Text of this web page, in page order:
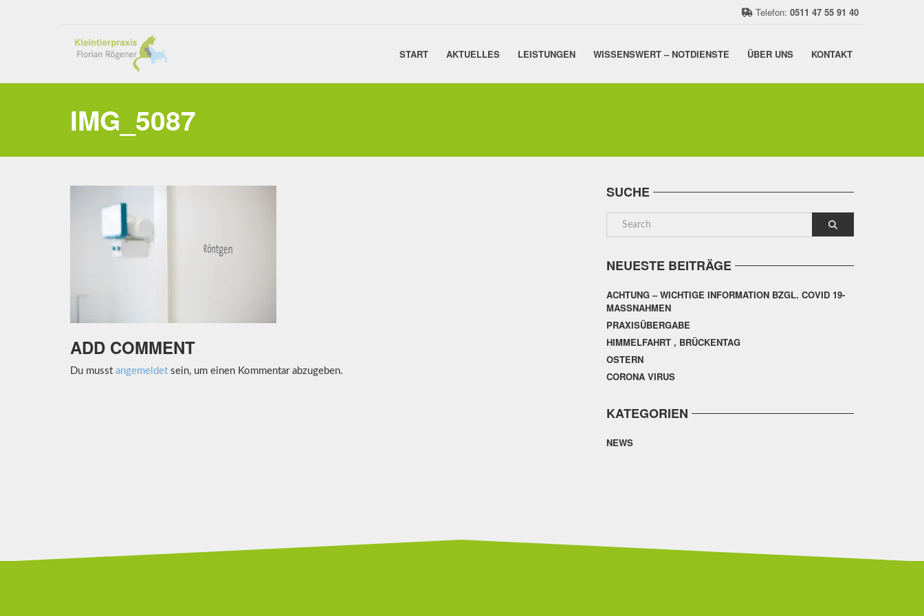
Telefon: 0511 47 55 91 40
START AKTUELLES LEISTUNGEN WISSENSWERT – NOTDIENSTE ÜBER UNS KONTAKT
IMG_5087
ADD COMMENT
Du musst angemeldet sein, um einen Kommentar abzugeben.
SUCHE
NEUESTE BEITRÄGE
ACHTUNG – WICHTIGE INFORMATION BZGL. COVID 19-
MASSNAHMEN
PRAXISÜBERGABE
HIMMELFAHRT , BRÜCKENTAG
OSTERN
CORONA VIRUS
KATEGORIEN
NEWS